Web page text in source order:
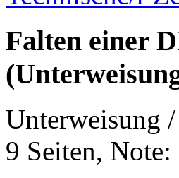
Falten einer
Unterweisung
9 Seiten, Note: